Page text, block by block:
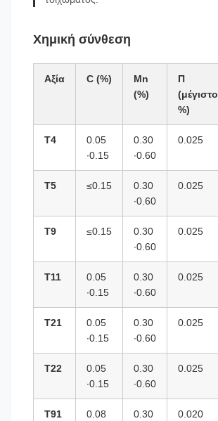
Χημική σύνθεση
Αξία C (%)
Mn
(%)
Π
(μέγιστο
%)
Τ4
0.05
∙0.15
0.30
∙0.60
0.025
Τ5 ≤0.15
0.30
∙0.60
0.025
Τ9 ≤0.15
0.30
∙0.60
0.025
Τ11
0.05
∙0.15
0.30
∙0.60
0.025
Τ21
0.05
∙0.15
0.30
∙0.60
0.025
Τ22
0.05
∙0.15
0.30
∙0.60
0.025
Τ91
0.08
0.30
0.020